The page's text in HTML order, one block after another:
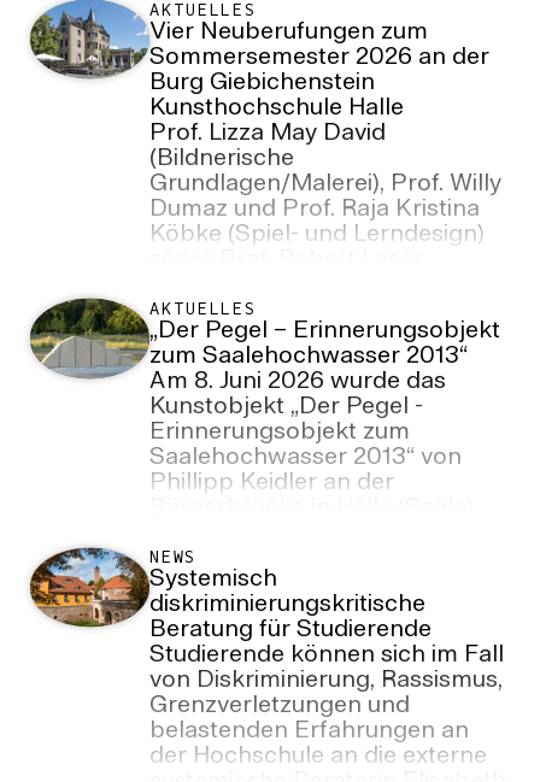
AKTUELLES
Vier Neuberufungen zum
Sommersemester 2026 an der
Burg Giebichenstein
Kunsthochschule Halle
Prof. Lizza May David
(Bildnerische
Grundlagen/Malerei), Prof. Willy
Dumaz und Prof. Raja Kristina
Köbke (Spiel- und Lerndesign)
wurden an der renommierten
Kunsthochschule als
Professor*innen ernannt.
AKTUELLES
„Der Pegel – Erinnerungsobjekt
zum Saalehochwasser 2013“
Am 8. Juni 2026 wurde das
Kunstobjekt „Der Pegel -
Erinnerungsobjekt zum
Saalehochwasser 2013“ von
Phillipp Keidler an der
Absolvent erinnert mit seiner
Arbeit an das Saalehochwasser
von 2013 und den
außergewöhnlichen
Zusammenhalt der
Hallenser*innen.
NEWS
Systemisch
diskriminierungskritische
Beratung für Studierende
Studierende können sich im Fall
von Diskriminierung, Rassismus,
Grenzverletzungen und
belastenden Erfahrungen an
der Hochschule an die externe